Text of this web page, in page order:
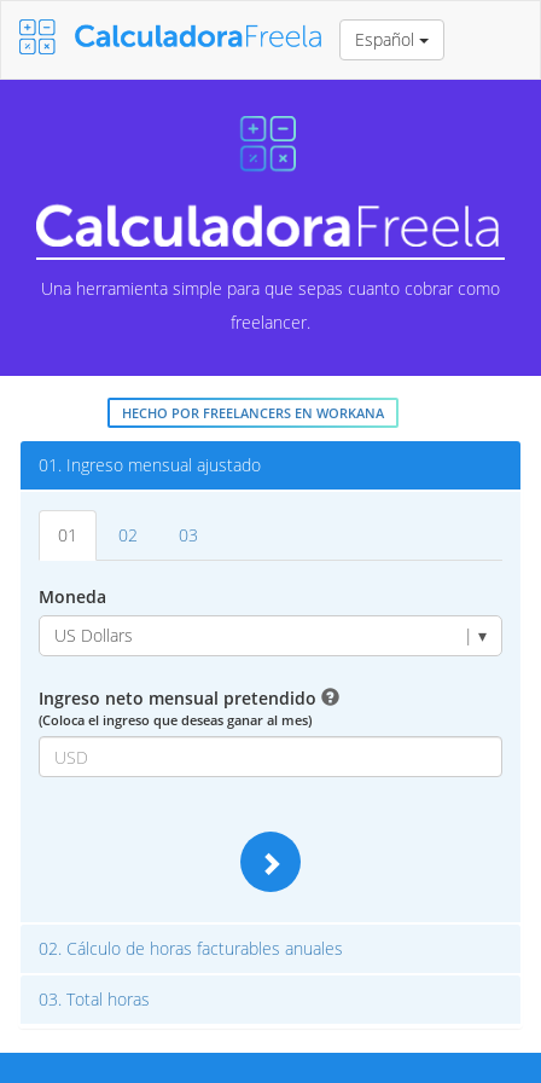
Español
Una herramienta simple para que sepas cuanto cobrar como
freelancer.
HECHO POR FREELANCERS EN WORKANA
01. Ingreso mensual ajustado
01 02 03
Moneda
US Dollars
| ▾
Ingreso neto mensual pretendido
(Coloca el ingreso que deseas ganar al mes)
02. Cálculo de horas facturables anuales
03. Total horas